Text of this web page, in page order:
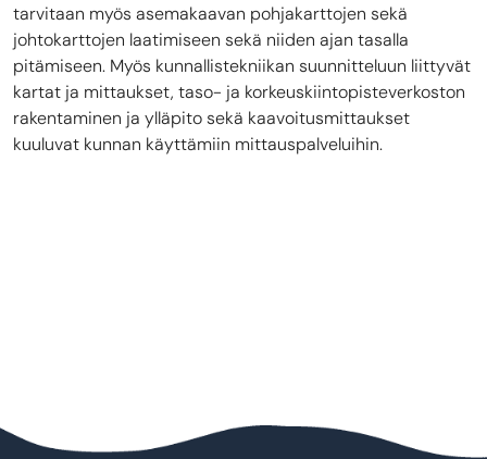
tarvitaan myös asemakaavan pohjakarttojen sekä
johtokarttojen laatimiseen sekä niiden ajan tasalla
pitämiseen. Myös kunnallistekniikan suunnitteluun liittyvät
kartat ja mittaukset, taso- ja korkeuskiintopisteverkoston
rakentaminen ja ylläpito sekä kaavoitusmittaukset
kuuluvat kunnan käyttämiin mittauspalveluihin.